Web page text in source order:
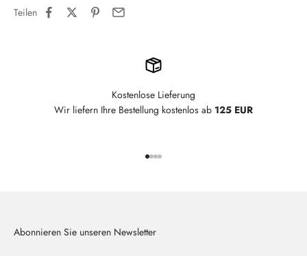
Teilen
Kostenlose Lieferung
Wir liefern Ihre Bestellung kostenlos ab 125 EUR
Abonnieren Sie unseren Newsletter